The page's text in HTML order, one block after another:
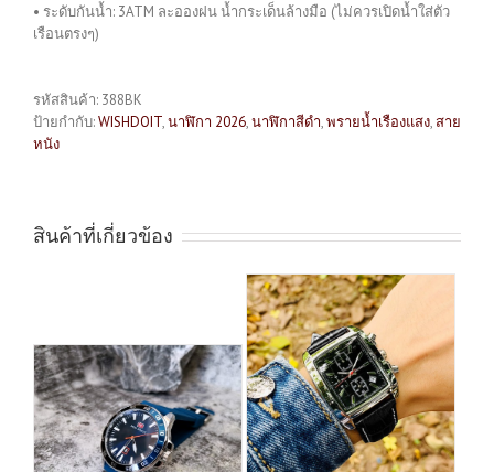
• ระดับกันน้ำ: 3ATM ละอองฝน น้ำกระเด็นล้างมือ (ไม่ควรเปิดน้ำใส่ตัว
เรือนตรงๆ)
รหัสสินค้า: 388BK
ป้ายกำกับ:WISHDOIT,นาฬิกา 2026,นาฬิกาสีดำ,พรายน้ำเรืองแสง,สาย
หนัง
สินค้าที่เกี่ยวข้อง